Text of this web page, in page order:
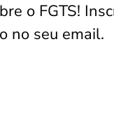
o FGTS!
no seu email.